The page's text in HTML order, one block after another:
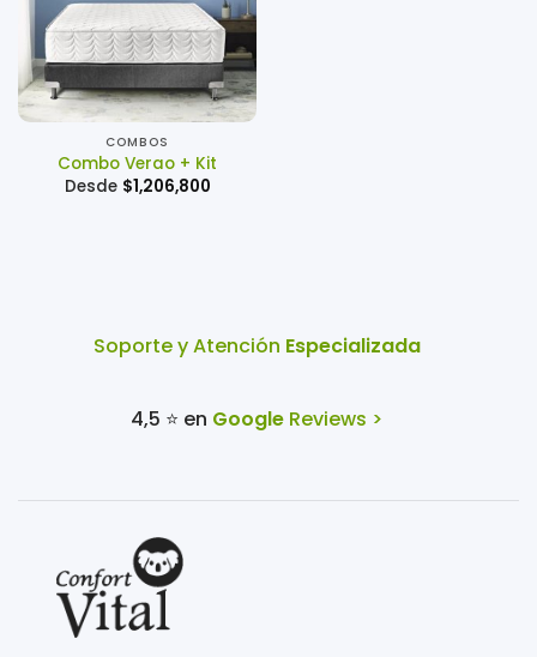
COMBOS
Combo Verao + Kit
Desde $1,206,800
Soporte y Atención Especializada
4,5 ⭐ en Google Reviews >